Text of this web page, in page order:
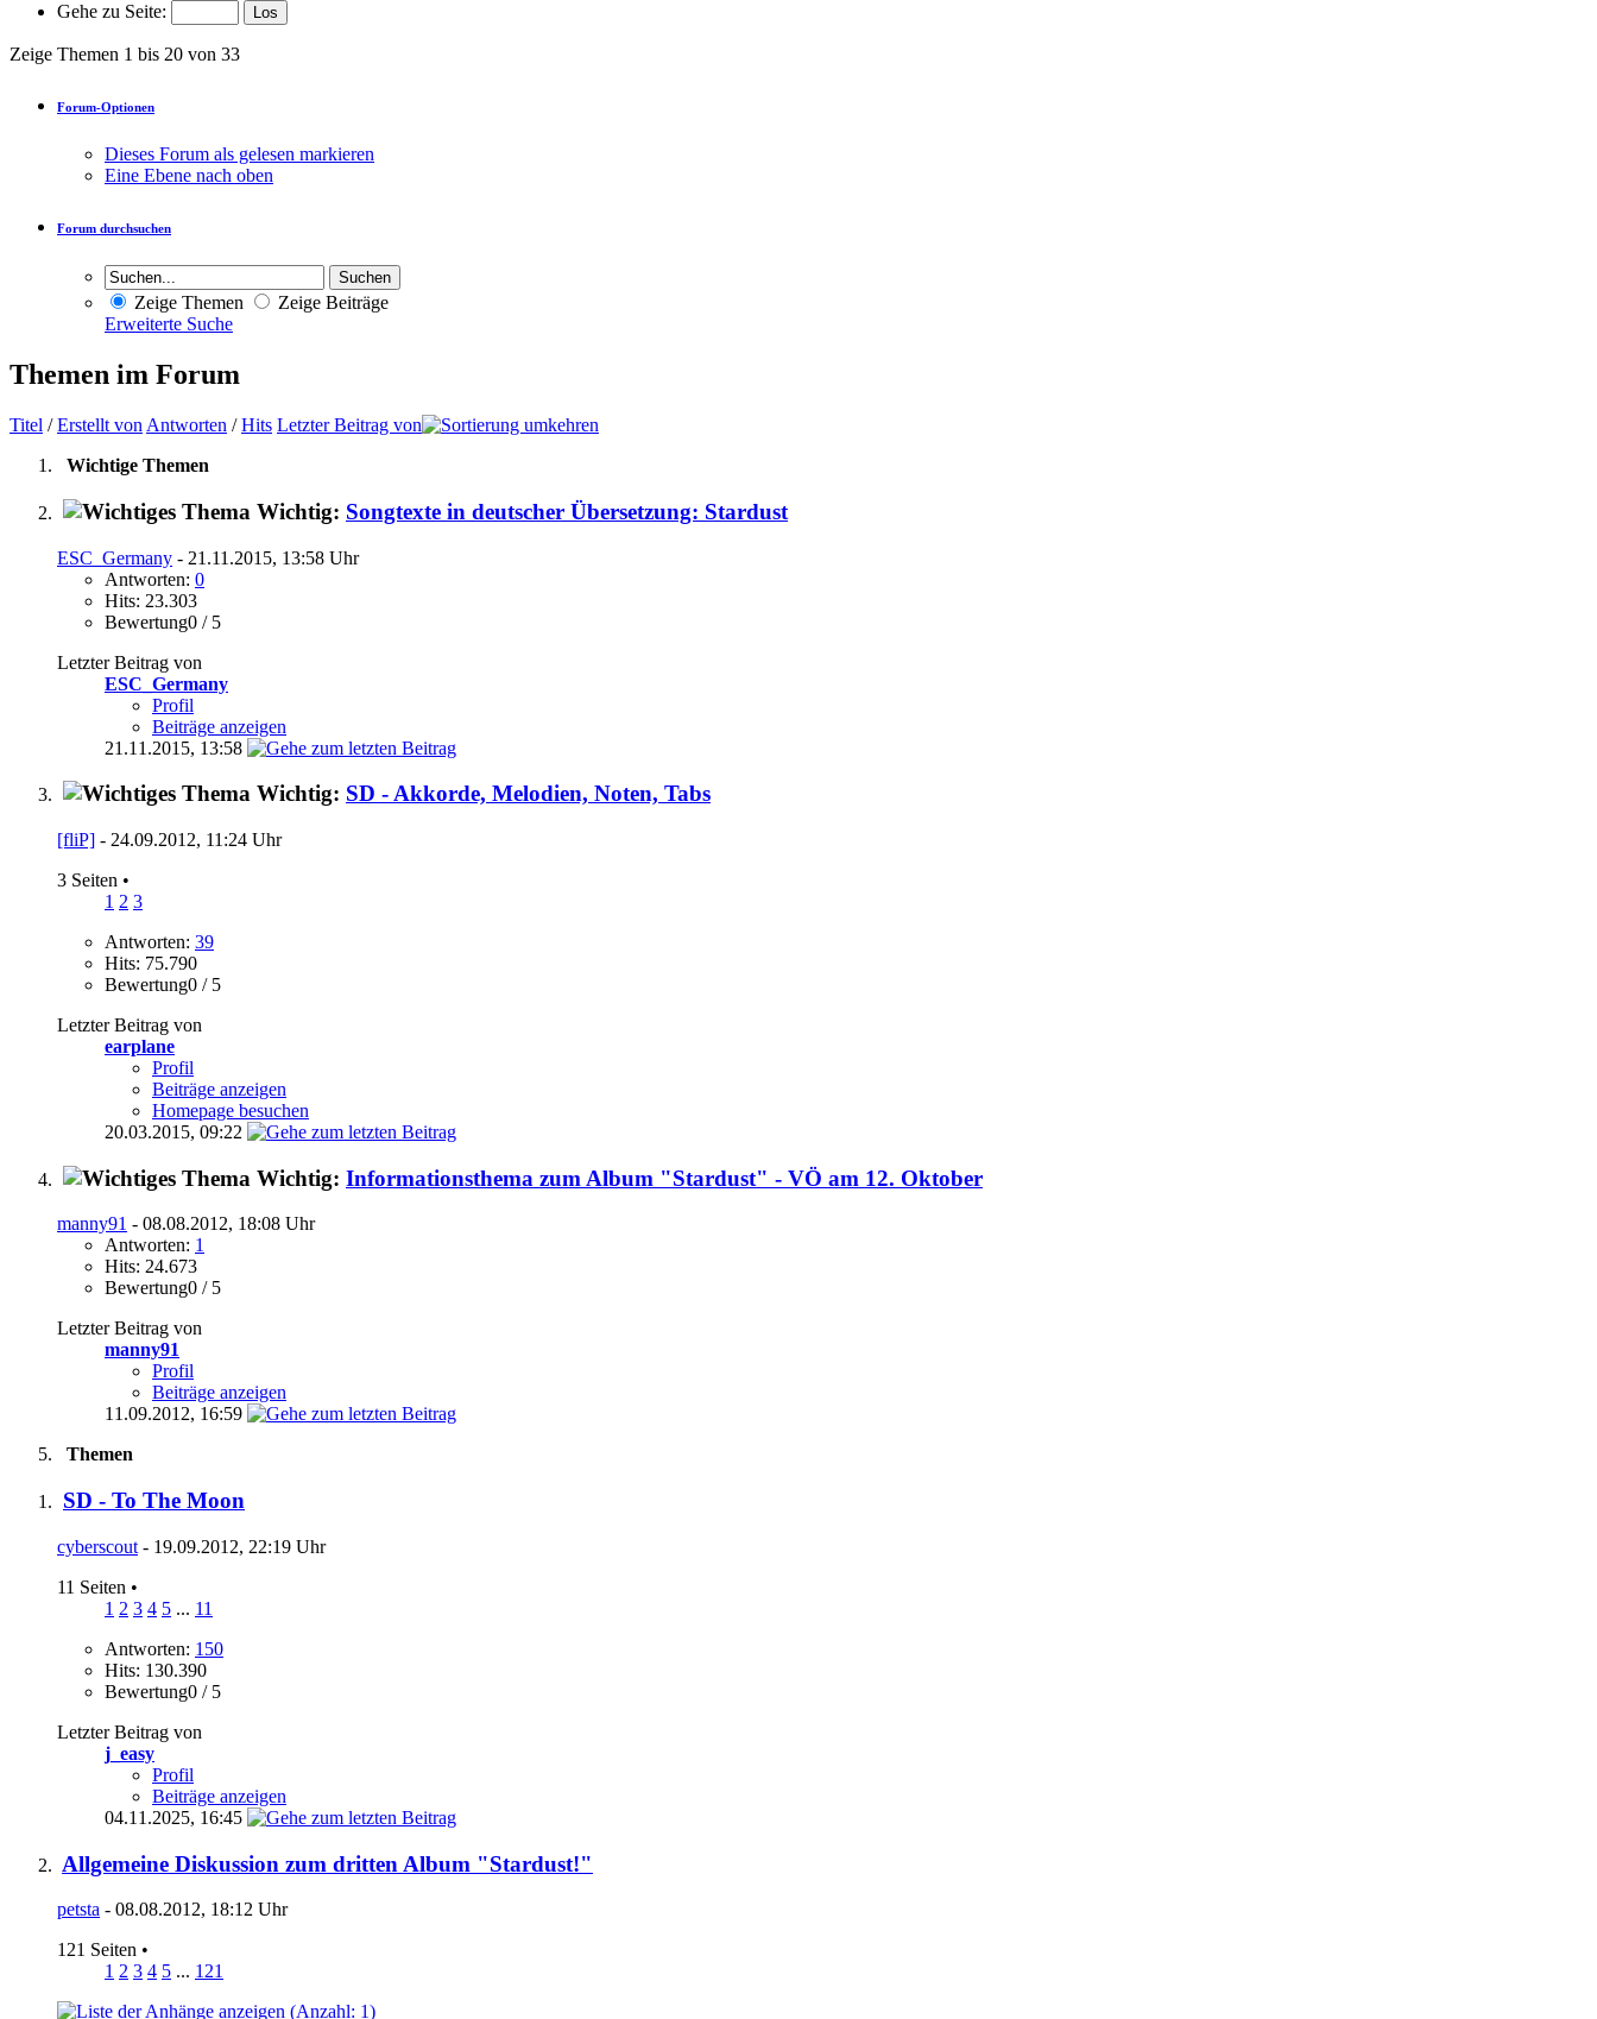
Gehe zu Seite:
Zeige Themen 1 bis 20 von 33
Forum-Optionen
Dieses Forum als gelesen markieren
Eine Ebene nach oben
Forum durchsuchen
Zeige Themen
Zeige Beiträge
Erweiterte Suche
Themen im Forum
Titel /Erstellt von Antworten /Hits Letzter Beitrag von
Wichtige Themen
Wichtig: Songtexte in deutscher Übersetzung: Stardust
ESC_Germany - 21.11.2015, 13:58 Uhr
Antworten: 0
Hits: 23.303
Bewertung0 / 5
Letzter Beitrag von
ESC_Germany
Profil
Beiträge anzeigen
21.11.2015, 13:58
Wichtig: SD - Akkorde, Melodien, Noten, Tabs
[fliP] - 24.09.2012, 11:24 Uhr
3 Seiten •
1 2 3
Antworten: 39
Hits: 75.790
Bewertung0 / 5
Letzter Beitrag von
earplane
Profil
Beiträge anzeigen
Homepage besuchen
20.03.2015, 09:22
Wichtig: Informationsthema zum Album "Stardust" - VÖ am 12. Oktober
manny91 - 08.08.2012, 18:08 Uhr
Antworten: 1
Hits: 24.673
Bewertung0 / 5
Letzter Beitrag von
manny91
Profil
Beiträge anzeigen
11.09.2012, 16:59
Themen
SD - To The Moon
cyberscout - 19.09.2012, 22:19 Uhr
11 Seiten •
1 2 3 4 5 ... 11
Antworten: 150
Hits: 130.390
Bewertung0 / 5
Letzter Beitrag von
j_easy
Profil
Beiträge anzeigen
04.11.2025, 16:45
Allgemeine Diskussion zum dritten Album "Stardust!"
petsta - 08.08.2012, 18:12 Uhr
121 Seiten •
1 2 3 4 5 ... 121